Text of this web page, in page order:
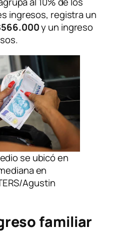
ingresos, registra un
y un ingreso
se ubicó en
en
Agustin
familiar